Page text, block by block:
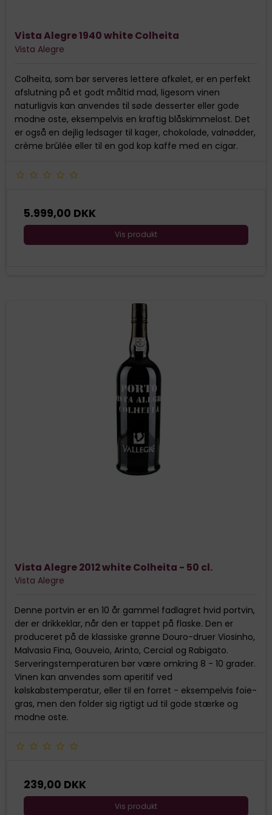
Vista Alegre 1940 white Colheita
Vista Alegre
Colheita, som bør serveres lettere afkølet, er en perfekt
afslutning på et godt måltid mad, ligesom vinen
naturligvis kan anvendes til søde desserter eller gode
modne oste, eksempelvis en kraftig blåskimmelost. Det
er også en dejlig ledsager til kager, chokolade, valnødder,
crème brûlée eller til en god kop kaffe med en cigar.
5.999,00 DKK
Vis produkt
Vista Alegre 2012 white Colheita - 50 cl.
Vista Alegre
Denne portvin er en 10 år gammel fadlagret hvid portvin,
der er drikkeklar, når den er tappet på flaske. Den er
produceret på de klassiske grønne Douro-druer Viosinho,
Malvasia Fina, Gouveio, Arinto, Cercial og Rabigato.
Serveringstemperaturen bør være omkring 8 - 10 grader.
Vinen kan anvendes som aperitif ved
kølskabstemperatur, eller til en forret - eksempelvis foie-
gras, men den folder sig rigtigt ud til gode stærke og
modne oste.
239,00 DKK
Vis produkt